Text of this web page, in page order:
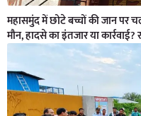
महासमुंद में छोटे बच्चों की जान पर
मौन, हादसे का इंतजार या